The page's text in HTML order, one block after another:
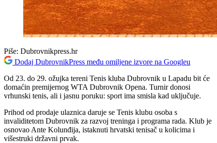
Piše: Dubrovnikpress.hr
Dodaj DubrovnikPress među omiljene izvore na Googleu
Od 23. do 29. ožujka tereni Tenis kluba Dubrovnik u Lapadu bit će
domaćin premijernog WTA Dubrovnik Opena. Turnir donosi
vrhunski tenis, ali i jasnu poruku: sport ima smisla kad uključuje.
Prihod od prodaje ulaznica daruje se Tenis klubu osoba s
invaliditetom Dubrovnik za razvoj treninga i programa rada. Klub je
osnovao Ante Kolunđija, istaknuti hrvatski tenisač u kolicima i
višestruki državni prvak.